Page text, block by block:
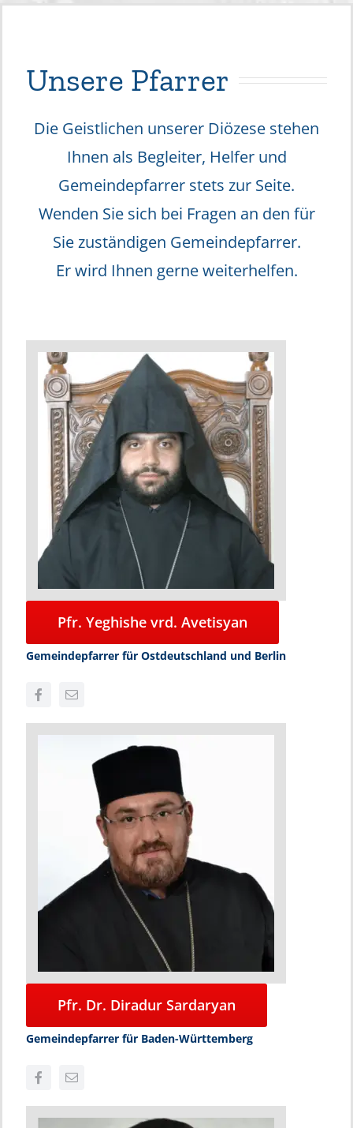
Unsere Pfarrer
Die Geistlichen unserer Diözese stehen
Ihnen als Begleiter, Helfer und
Gemeindepfarrer stets zur Seite.
Wenden Sie sich bei Fragen an den für
Sie zuständigen Gemeindepfarrer.
Er wird Ihnen gerne weiterhelfen.
Pfr. Yeghishe vrd. Avetisyan
Gemeindepfarrer für Ostdeutschland und Berlin
Pfr. Dr. Diradur Sardaryan
Gemeindepfarrer für Baden-Württemberg